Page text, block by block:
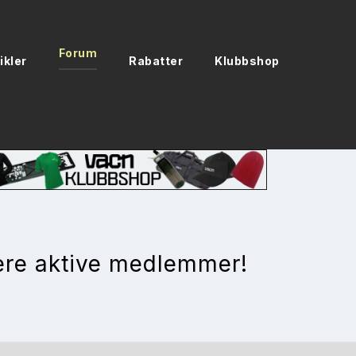
Forum
Rabatter Klubbshop
aktive medlemmer!